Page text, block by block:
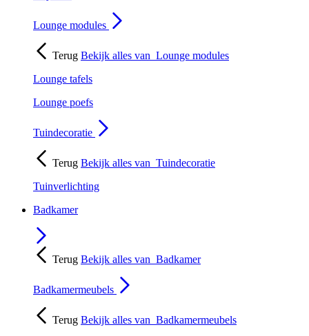
Lounge modules
Terug Bekijk alles van Lounge modules
Lounge tafels
Lounge poefs
Tuindecoratie
Terug Bekijk alles van Tuindecoratie
Tuinverlichting
Badkamer
Terug Bekijk alles van Badkamer
Badkamermeubels
Terug Bekijk alles van Badkamermeubels